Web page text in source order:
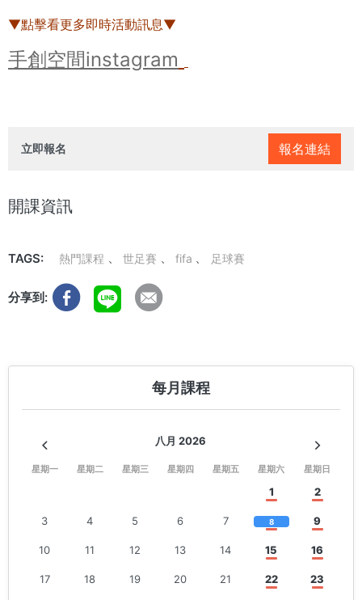
▼點擊看更多即時活動訊息▼
手創空間instagram
立即報名 報名連結
開課資訊
TAGS: 熱門課程 世足賽 fifa 足球賽
分享到:
每月課程
八月 2026
星期一 星期二 星期三 星期四 星期五 星期六 星期日
1 2
3 4 5 6 7 8 9
10 11 12 13 14 15 16
17 18 19 20 21 22 23